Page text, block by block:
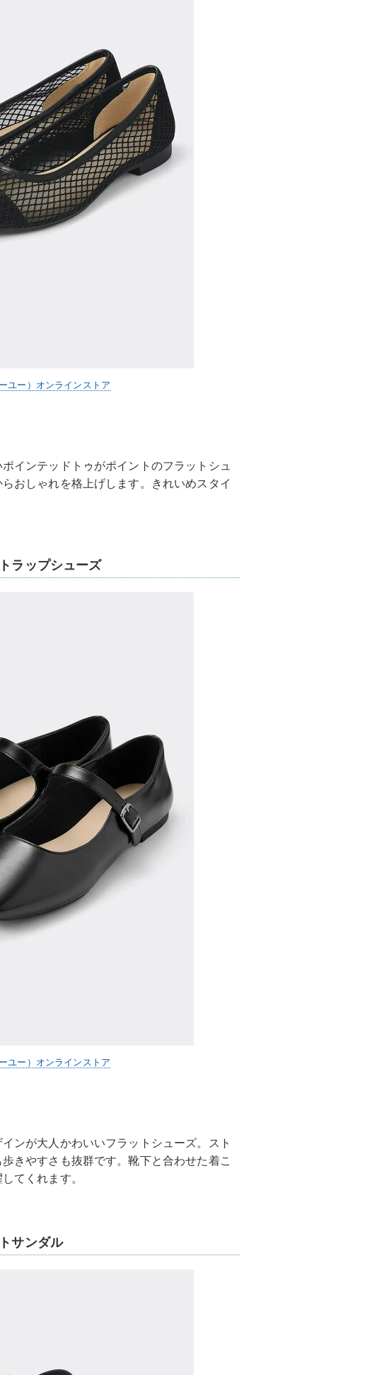
ユー）オンラインストア
インテッドトゥがポイントのフラットシュ
おしゃれを格上げします。きれいめスタイ
ラップシューズ
ユー）オンラインストア
ンが大人かわいいフラットシューズ。スト
きやすさも抜群です。靴下と合わせた着こ
てくれます。
サンダル